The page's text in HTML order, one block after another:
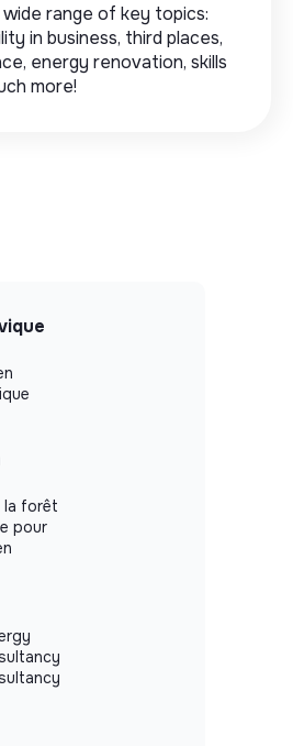
range of key topics:
in business, third places,
energy renovation, skills
more!
la forêt
pour